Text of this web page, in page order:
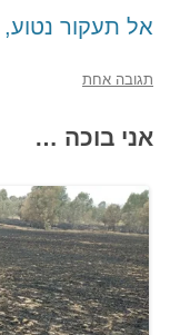
אל תעקור
תגובה אחת
אני בוכה …